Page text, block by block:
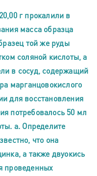
г прокалили в
масса образца
той же руды
соляной кислоты, а
в сосуд, содержащий
марганцовокислого
для восстановления
потребовалось 50 мл
а. Определите
что она
а также двуокись
проведенных